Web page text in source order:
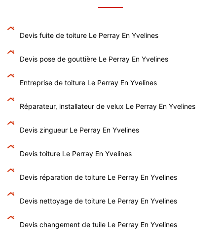
Devis fuite de toiture Le Perray En Yvelines
Devis pose de gouttière Le Perray En Yvelines
Entreprise de toiture Le Perray En Yvelines
Réparateur, installateur de velux Le Perray En Yvelines
Devis zingueur Le Perray En Yvelines
Devis toiture Le Perray En Yvelines
Devis réparation de toiture Le Perray En Yvelines
Devis nettoyage de toiture Le Perray En Yvelines
Devis changement de tuile Le Perray En Yvelines